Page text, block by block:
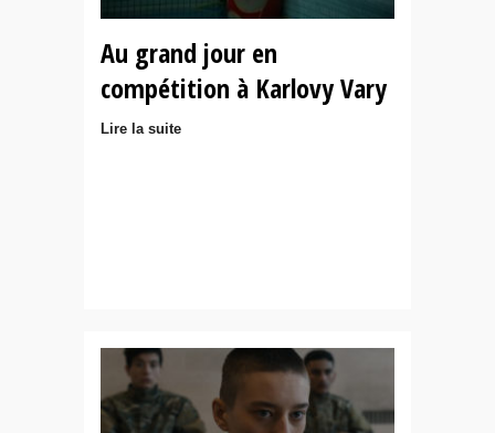
Au grand jour en
compétition à Karlovy Vary
Lire la suite